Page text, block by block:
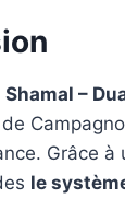
Shamal –
Grâce à
le